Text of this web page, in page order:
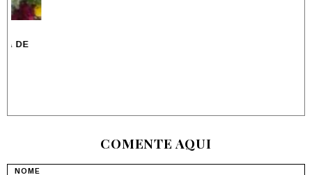
COMENTE AQUI